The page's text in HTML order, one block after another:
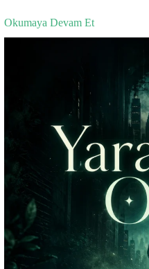
Okumaya Devam Et